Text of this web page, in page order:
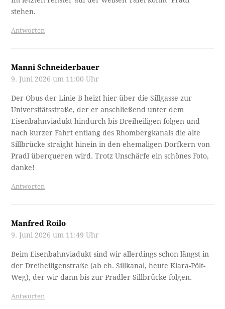
stehen.
Antworten
Manni Schneiderbauer
9. Juni 2026 um 11:00 Uhr
Der Obus der Linie B heizt hier über die Sillgasse zur
Universitätsstraße, der er anschließend unter dem
Eisenbahnviadukt hindurch bis Dreiheiligen folgen und
nach kurzer Fahrt entlang des Rhombergkanals die alte
Sillbrücke straight hinein in den ehemaligen Dorfkern von
Pradl überqueren wird. Trotz Unschärfe ein schönes Foto,
danke!
Antworten
Manfred Roilo
9. Juni 2026 um 11:49 Uhr
Beim Eisenbahnviadukt sind wir allerdings schon längst in
der Dreiheiligenstraße (ab eh. Sillkanal, heute Klara-Pölt-
Weg), der wir dann bis zur Pradler Sillbrücke folgen.
Antworten